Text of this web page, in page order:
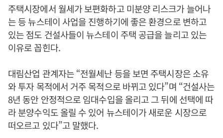
주택시장에서 월세가 보편화하고 미분양 리스크가 늘어나
는 등 뉴스테이 사업을 진행하기에 좋은 환경으로 변하고
있는 점도 건설사들이 뉴스테이 주택 공급을 늘리고 있는
이유로 꼽힌다.
대림산업 관계자는 “전월세난 등을 보면 주택시장은 소유
와 투자 목적에서 거주 목적으로 바뀌고 있다”며 “건설사는
8년 동안 안정적으로 임대수입을 올리고 그 뒤에 선택에 따
라 분양수익도 올릴 수 있어 뉴스테이가 새로운 시장으로
떠오르고 있다”고 말했다.